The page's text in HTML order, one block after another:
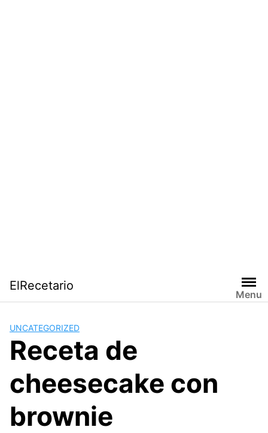
contenido
ElRecetario
Menu
UNCATEGORIZED
Receta de
cheesecake con
brownie